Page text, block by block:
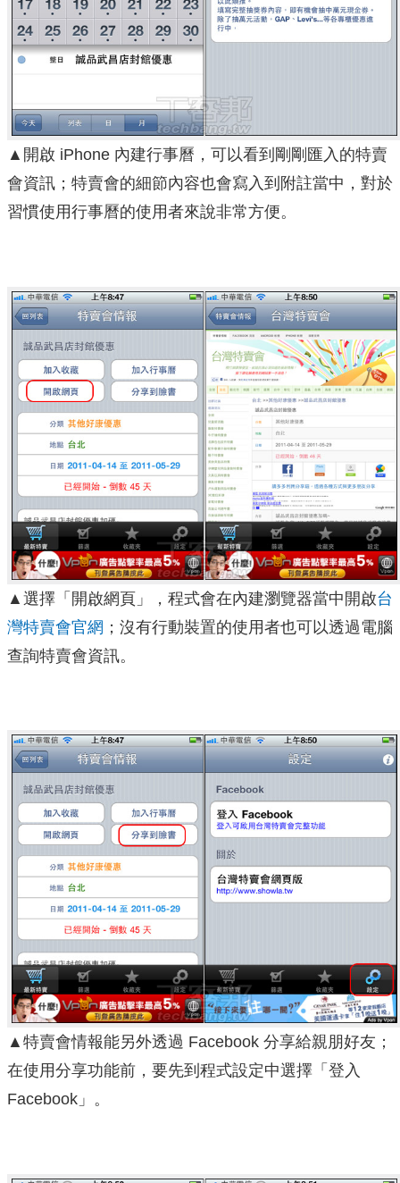
▲開啟 iPhone 內建行事曆，可以看到剛剛匯入的特賣
會資訊；特賣會的細節內容也會寫入到附註當中，對於
習慣使用行事曆的使用者來說非常方便。
▲選擇「開啟網頁」，程式會在內建瀏覽器當中開啟台
灣特賣會官網 ；沒有行動裝置的使用者也可以透過電腦
查詢特賣會資訊。
▲特賣會情報能另外透過 Facebook 分享給親朋好友；
在使用分享功能前，要先到程式設定中選擇「登入
Facebook」。